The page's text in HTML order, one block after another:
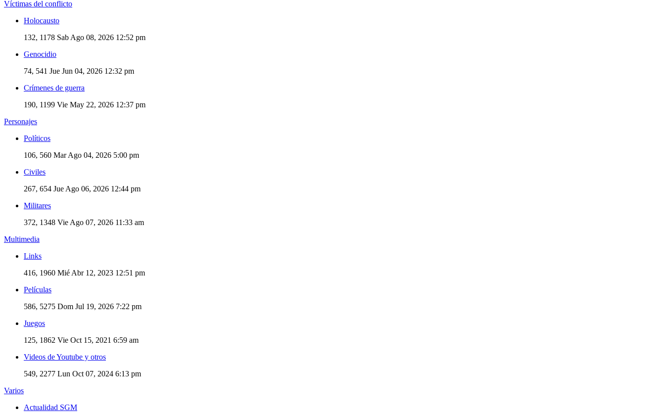
Víctimas del conflicto
Holocausto
132, 1178 Sab Ago 08, 2026 12:52 pm
Genocidio
74, 541 Jue Jun 04, 2026 12:32 pm
Crímenes de guerra
190, 1199 Vie May 22, 2026 12:37 pm
Personajes
Políticos
106, 560 Mar Ago 04, 2026 5:00 pm
Civiles
267, 654 Jue Ago 06, 2026 12:44 pm
Militares
372, 1348 Vie Ago 07, 2026 11:33 am
Multimedia
Links
416, 1960 Mié Abr 12, 2023 12:51 pm
Películas
586, 5275 Dom Jul 19, 2026 7:22 pm
Juegos
125, 1862 Vie Oct 15, 2021 6:59 am
Videos de Youtube y otros
549, 2277 Lun Oct 07, 2024 6:13 pm
Varios
Actualidad SGM